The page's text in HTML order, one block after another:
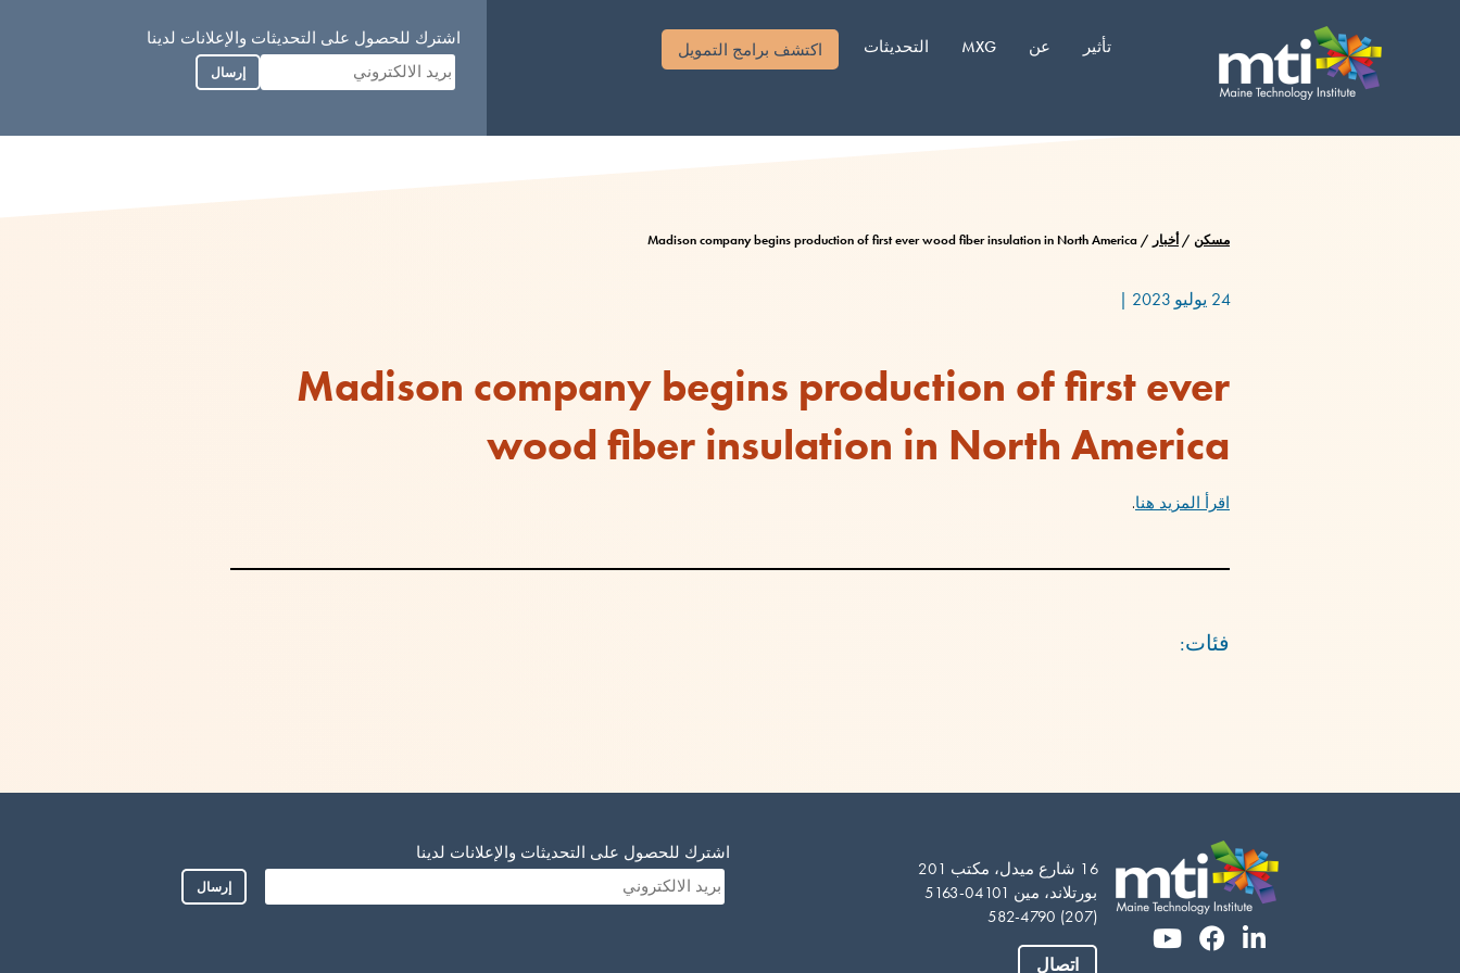
تأثير عن MXG التحديثات اكتشف برامج التمويل
اشترك للحصول على التحديثات والإعلانات لدينا
إرسال
مسكن /أخبار /
Madison company begins production of first ever wood fiber insulation in North America
24 يوليو 2023 |
Madison company begins production of first ever
wood fiber insulation in North America
اقرأ المزيد هنا.
فئات:
16 شارع ميدل، مكتب 201
بورتلاند، مين 04101-5163
(207) 582-4790
اتصال
اشترك للحصول على التحديثات والإعلانات لدينا
إرسال
Portuguese
Somali
Vietnamese